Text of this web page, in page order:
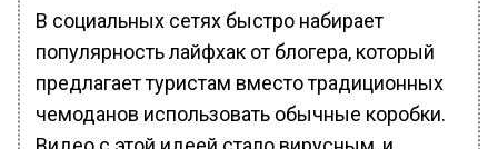
В социальных сетях быстро набирает
популярность лайфхак от блогера, который
предлагает туристам вместо традиционных
чемоданов использовать обычные коробки.